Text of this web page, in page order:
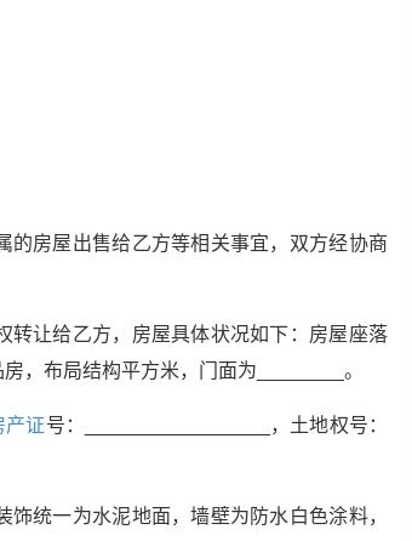
的房屋出售给乙方等相关事宜，双方经协商
转让给乙方，房屋具体状况如下：房屋座落
房，布局结构平方米，门面为________。
产证号：_________________，土地权号：
统一为水泥地面，墙壁为防水白色涂料，